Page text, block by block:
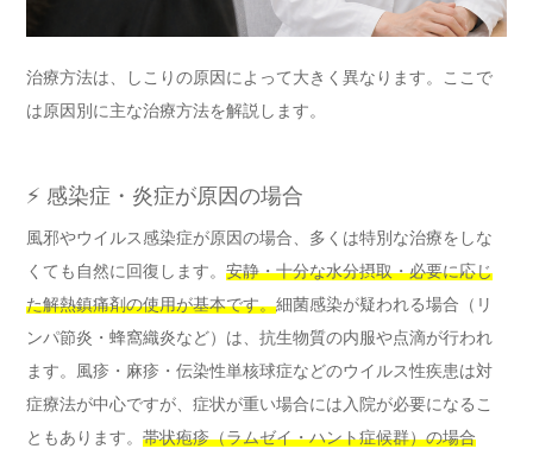
治療方法は、しこりの原因によって大きく異なります。ここで
は原因別に主な治療方法を解説します。
⚡ 感染症・炎症が原因の場合
風邪やウイルス感染症が原因の場合、多くは特別な治療をしな
くても自然に回復します。 安静・十分な水分摂取・必要に応じ
た解熱鎮痛剤の使用が基本です。細菌感染が疑われる場合（リ
ンパ節炎・蜂窩織炎など）は、抗生物質の内服や点滴が行われ
ます。風疹・麻疹・伝染性単核球症などのウイルス性疾患は対
症療法が中心ですが、症状が重い場合には入院が必要になるこ
ともあります。 帯状疱疹（ラムゼイ・ハント症候群）の場合